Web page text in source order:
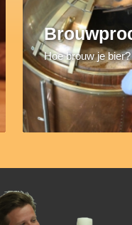
Hoe brouw je bier?